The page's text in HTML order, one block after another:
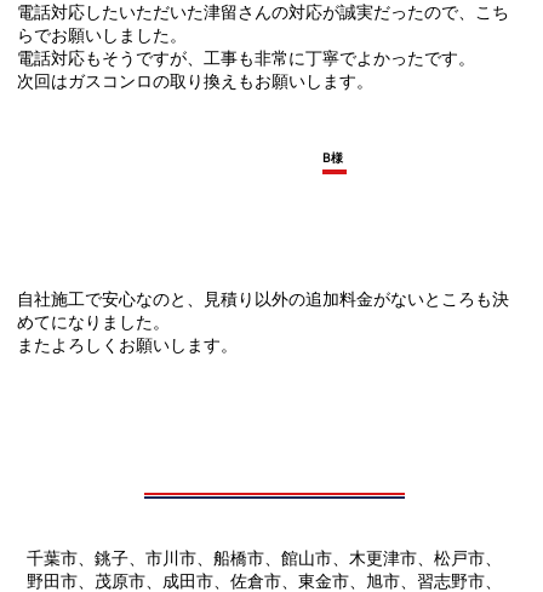
電話対応したいただいた津留さんの対応が誠実だったので、こち
らでお願いしました。
電話対応もそうですが、工事も非常に丁寧でよかったです。
次回はガスコンロの取り換えもお願いします。
自社施工で安心なのと、見積り以外の追加料金がないところも決
めてになりました。
またよろしくお願いします。
B様
千葉市、銚子、市川市、船橋市、館山市、木更津市、松戸市、
野田市、茂原市、成田市、佐倉市、東金市、旭市、習志野市、